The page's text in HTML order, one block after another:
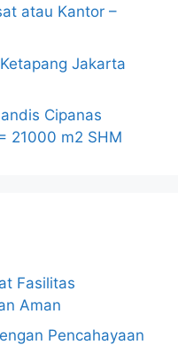
atau Kantor –
Jakarta
Cipanas
21000 m2 SHM
Fasilitas
Aman
Pencahayaan